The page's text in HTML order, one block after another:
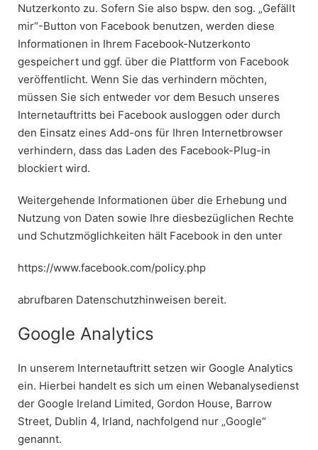
Nutzerkonto zu. Sofern Sie also bspw. den sog. „Gefällt
mir“-Button von Facebook benutzen, werden diese
Informationen in Ihrem Facebook-Nutzerkonto
gespeichert und ggf. über die Plattform von Facebook
veröffentlicht. Wenn Sie das verhindern möchten,
müssen Sie sich entweder vor dem Besuch unseres
Internetauftritts bei Facebook ausloggen oder durch
den Einsatz eines Add-ons für Ihren Internetbrowser
verhindern, dass das Laden des Facebook-Plug-in
blockiert wird.
Weitergehende Informationen über die Erhebung und
Nutzung von Daten sowie Ihre diesbezüglichen Rechte
und Schutzmöglichkeiten hält Facebook in den unter
https://www.facebook.com/policy.php
abrufbaren Datenschutzhinweisen bereit.
Google Analytics
In unserem Internetauftritt setzen wir Google Analytics
ein. Hierbei handelt es sich um einen Webanalysedienst
der Google Ireland Limited, Gordon House, Barrow
Street, Dublin 4, Irland, nachfolgend nur „Google“
genannt.